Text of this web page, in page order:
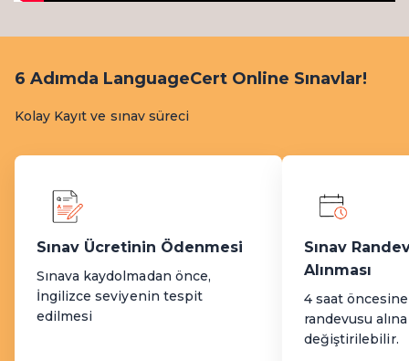
6 Adımda LanguageCert Online Sınavlar!
Kolay Kayıt ve sınav süreci
Sınav Ücretinin Ödenmesi
Sınava kaydolmadan önce,
İngilizce seviyenin tespit
edilmesi
Sınav
Alınması
4 saat
randevusu
değiştirilebilir.